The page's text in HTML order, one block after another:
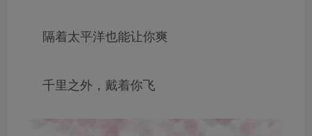
隔着太平洋也能让你爽
千里之外，戴着你飞